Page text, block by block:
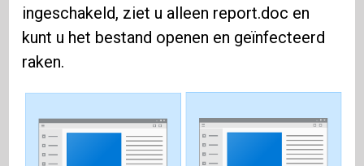
ingeschakeld, ziet u alleen report.doc en
kunt u het bestand openen en geïnfecteerd
raken.